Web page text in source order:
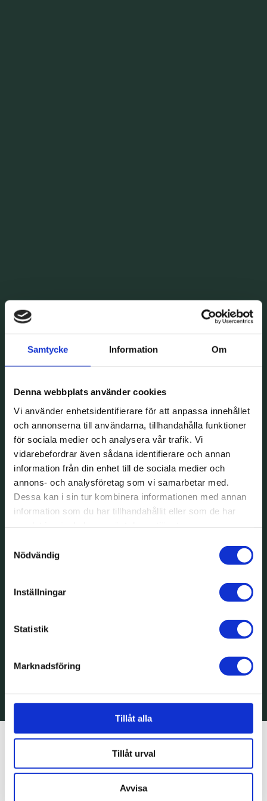
Samtycke Information Om
Denna webbplats använder cookies
Vi använder enhetsidentifierare för att anpassa innehållet
och annonserna till användarna, tillhandahålla funktioner
för sociala medier och analysera vår trafik. Vi
vidarebefordrar även sådana identifierare och annan
information från din enhet till de sociala medier och
annons- och analysföretag som vi samarbetar med.
Dessa kan i sin tur kombinera informationen med annan
information som du har tillhandahållit eller som de har
Nödvändig
Inställningar
Statistik
Marknadsföring
Tillåt alla
Tillåt urval
Avvisa
röntgen